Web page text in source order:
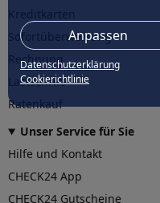
Anpassen
Datenschutzerklärung
Cookierichtlinie
Sofortüberweisung
Rechnung
Lastschrift
Ratenkauf
Unser Service für Sie
Hilfe und Kontakt
CHECK24 App
CHECK24 Gutscheine